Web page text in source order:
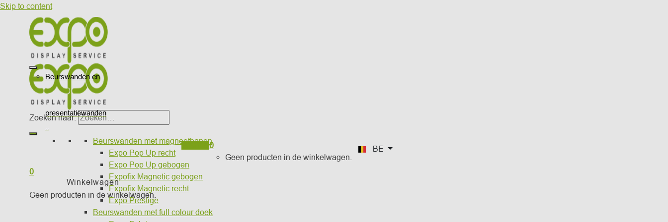
Skip to content
Zoeken naar:
0
Geen producten in de winkelwagen.
BE
0
Winkelwagen
Geen producten in de winkelwagen.
Beurswanden en
presentatiewanden
Beurswanden met magneetbanen
Expo Pop Up recht
Expo Pop Up gebogen
Expofix Magnetic gebogen
Expofix Magnetic recht
Expo Prestige
Beurswanden met full colour doek